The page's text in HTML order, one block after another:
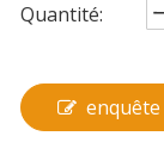
Quantité:
enquête